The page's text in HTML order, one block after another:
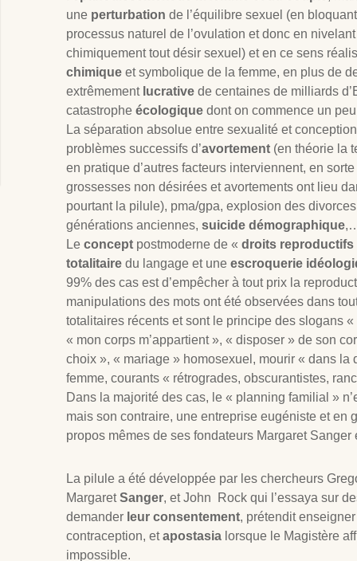
une perturbation de l’équilibre sexuel (en
processus naturel de l’ovulation et donc en
chimiquement tout désir sexuel) et en ce sens
chimique et symbolique de la femme, en plus de
extrêmement lucrative de centaines de milliards
catastrophe écologique dont on commence un
La séparation absolue entre sexualité et
problèmes successifs d’avortement (en théorie la
en pratique d’autres facteurs interviennent, en
grossesses non désirées et avortements ont lieu
pourtant la pilule), pma/gpa, explosion des
générations anciennes, suicide démographique
Le concept postmoderne de « droits reproductifs
totalitaire du langage et une escroquerie
99% des cas est d’empêcher à tout prix la
manipulations des mots ont été observées dans
totalitaires récents et sont le principe des slogans
« mon corps m’appartient », « disposer » de son
choix », « mariage » homosexuel, mourir « dans la
femme, courants « rétrogrades, obscurantistes,
Dans la majorité des cas, le « planning familial »
mais son contraire, une entreprise eugéniste et en
propos mêmes de ses fondateurs Margaret Sanger
La pilule a été développée par les chercheurs
MargaretSanger, et John Rock qui l’essaya sur
demander leur consentement, prétendit
contraception, etapostasia lorsque le Magistère
impossible.